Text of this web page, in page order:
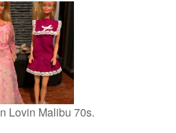
Lovin Malibu 70s.